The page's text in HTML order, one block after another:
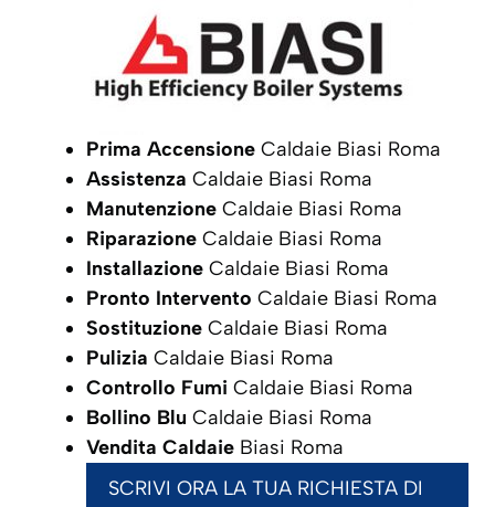
Prima Accensione Caldaie Biasi Roma
Assistenza Caldaie Biasi Roma
Manutenzione Caldaie Biasi Roma
Riparazione Caldaie Biasi Roma
Installazione Caldaie Biasi Roma
Pronto Intervento Caldaie Biasi Roma
Sostituzione Caldaie Biasi Roma
Pulizia Caldaie Biasi Roma
Controllo Fumi Caldaie Biasi Roma
Bollino Blu Caldaie Biasi Roma
Vendita Caldaie Biasi Roma
SCRIVI ORA LA TUA RICHIESTA DI